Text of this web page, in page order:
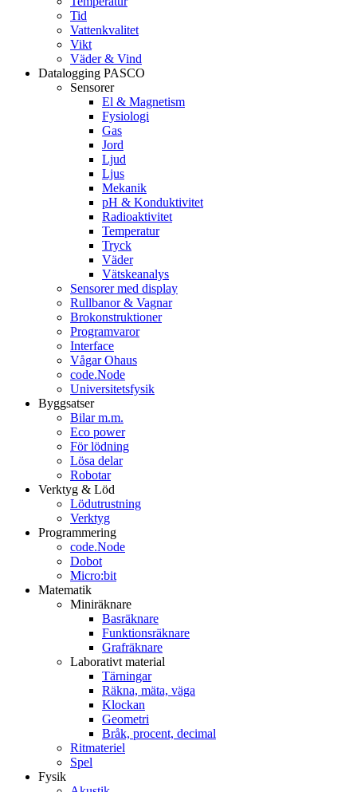
Tid
Vattenkvalitet
Vikt
Väder & Vind
Datalogging PASCO
Sensorer
El & Magnetism
Fysiologi
Gas
Jord
Ljud
Ljus
Mekanik
pH & Konduktivitet
Radioaktivitet
Temperatur
Tryck
Väder
Vätskeanalys
Sensorer med display
Rullbanor & Vagnar
Brokonstruktioner
Programvaror
Interface
Vågar Ohaus
code.Node
Universitetsfysik
Byggsatser
Bilar m.m.
Eco power
För lödning
Lösa delar
Robotar
Verktyg & Löd
Lödutrustning
Verktyg
Programmering
code.Node
Dobot
Micro:bit
Matematik
Miniräknare
Basräknare
Funktionsräknare
Grafräknare
Laborativt material
Tärningar
Räkna, mäta, väga
Klockan
Geometri
Bråk, procent, decimal
Ritmateriel
Spel
Fysik